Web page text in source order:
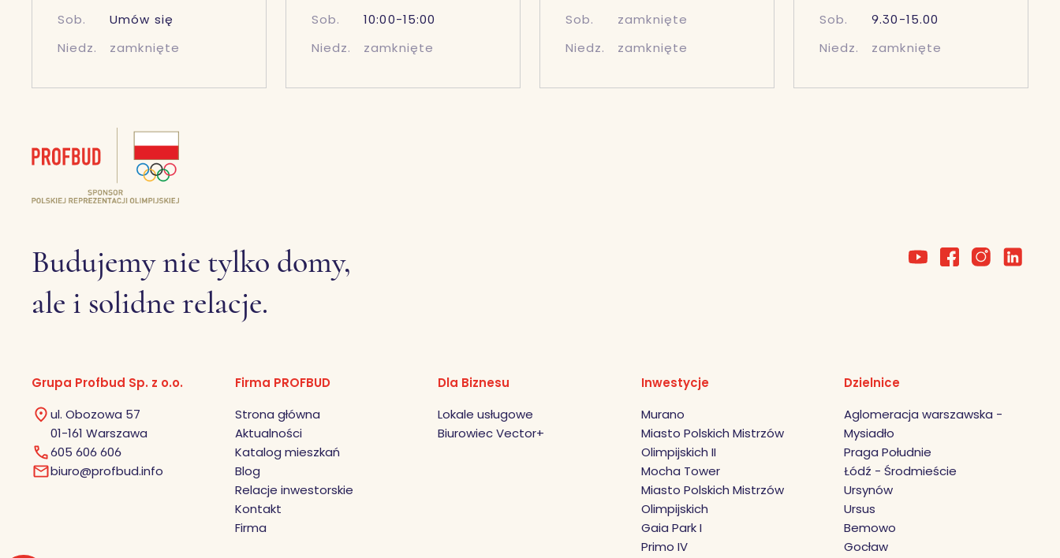
Sob.
Umów się
Niedz.
zamknięte
Sob.
10:00-15:00
Niedz.
zamknięte
Sob.
zamknięte
Niedz.
zamknięte
Sob.
9.30-15.00
Niedz.
zamknięte
Budujemy nie tylko domy,
ale i solidne relacje.
Grupa Profbud Sp. z o.o.
ul. Obozowa 57
01-161 Warszawa
605 606 606
biuro@profbud.info
Firma PROFBUD
Strona główna
Aktualności
Katalog mieszkań
Blog
Relacje inwestorskie
Kontakt
Firma
Dla Biznesu
Lokale usługowe
Biurowiec Vector+
Inwestycje
Murano
Miasto Polskich Mistrzów
Olimpijskich II
Mocha Tower
Miasto Polskich Mistrzów
Olimpijskich
Gaia Park I
Primo IV
Dzielnice
Aglomeracja warszawska -
Mysiadło
Praga Południe
Łódź - Środmieście
Ursynów
Ursus
Bemowo
Gocław